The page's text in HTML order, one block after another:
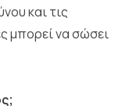
και τις
μπορεί να σώσει